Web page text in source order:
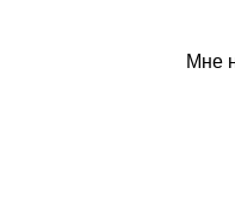
Мне